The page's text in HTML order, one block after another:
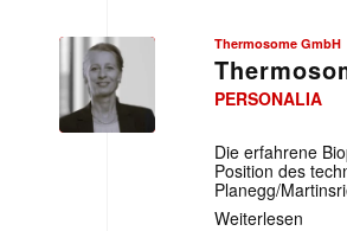
Thermosome
Thermosome GmbH
PERSONALIA
Die erfahrene
Position des
Planegg/
Weiterlesen